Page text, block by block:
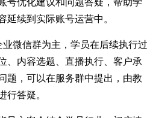
号优化建议和问题答疑，帮助学
延续到实际账号运营中。
微信群为主，学员在后续执行过
、内容选题、直播执行、客户承
题，可以在服务群中提出，由教
行答疑。